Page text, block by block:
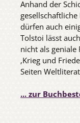
Anhand der
dürfen auch
Tolstoi lässt
nicht als geniale
‚Krieg und
Seiten
... zur